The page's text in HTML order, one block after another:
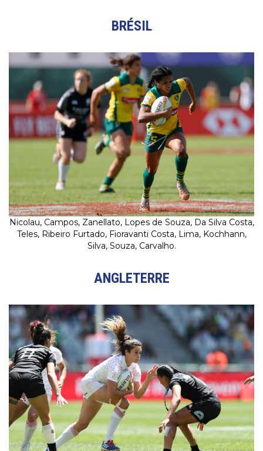
BRÉSIL
Nicolau, Campos, Zanellato, Lopes de Souza, Da Silva Costa,
Teles, Ribeiro Furtado, Fioravanti Costa, Lima, Kochhann,
Silva, Souza, Carvalho.
ANGLETERRE